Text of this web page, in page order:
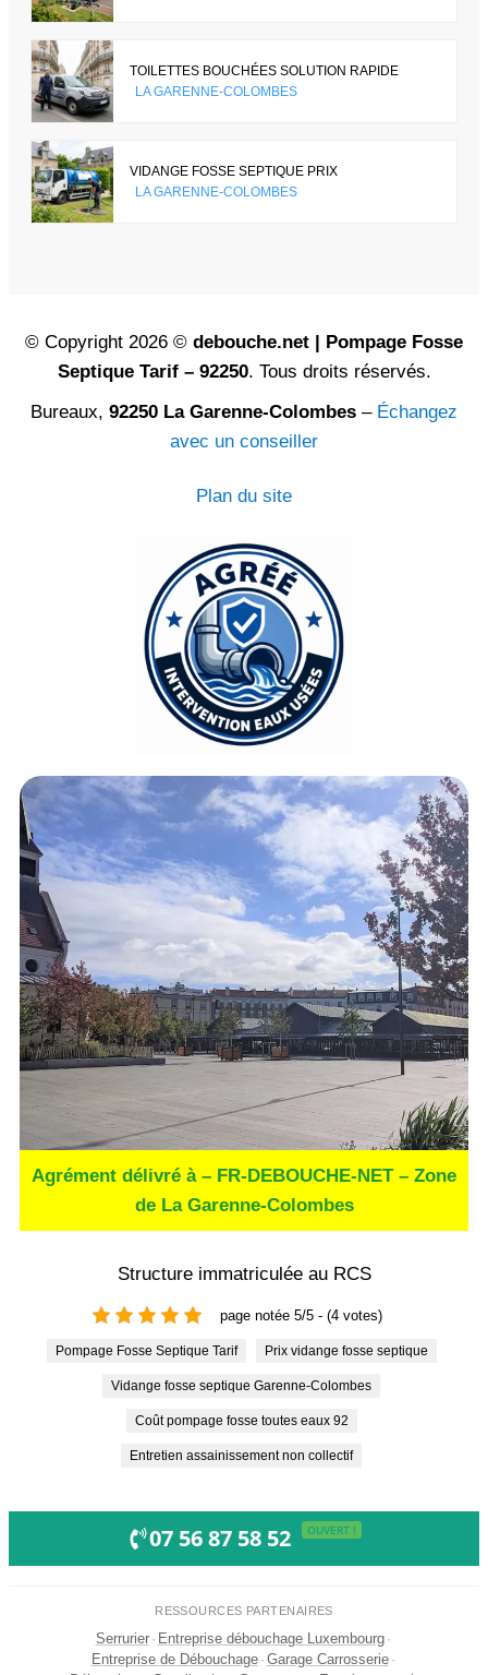
TOILETTES BOUCHÉES SOLUTION RAPIDE
LA GARENNE-COLOMBES
VIDANGE FOSSE SEPTIQUE PRIX
LA GARENNE-COLOMBES
© Copyright 2026 © debouche.net | Pompage Fosse
Septique Tarif – 92250. Tous droits réservés.
Bureaux, 92250 La Garenne-Colombes – Échangez
avec un conseiller
Plan du site
Agrément délivré à – FR-DEBOUCHE-NET – Zone
de La Garenne-Colombes
Structure immatriculée au RCS
page notée 5/5 - (4 votes)
Pompage Fosse Septique Tarif Prix vidange fosse septique
Vidange fosse septique Garenne-Colombes
Coût pompage fosse toutes eaux 92
Entretien assainissement non collectif
07 56 87 58 52 OUVERT !
RESSOURCES PARTENAIRES
Serrurier · Entreprise débouchage Luxembourg ·
Entreprise de Débouchage · Garage Carrosserie ·